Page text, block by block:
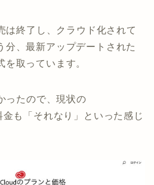
は終了し、クラウド化されて
分、最新アップデートされた
を取っています。
ったので、現状の
も「それなり」といった感じ